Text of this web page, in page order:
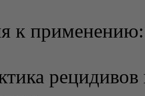
к применению: